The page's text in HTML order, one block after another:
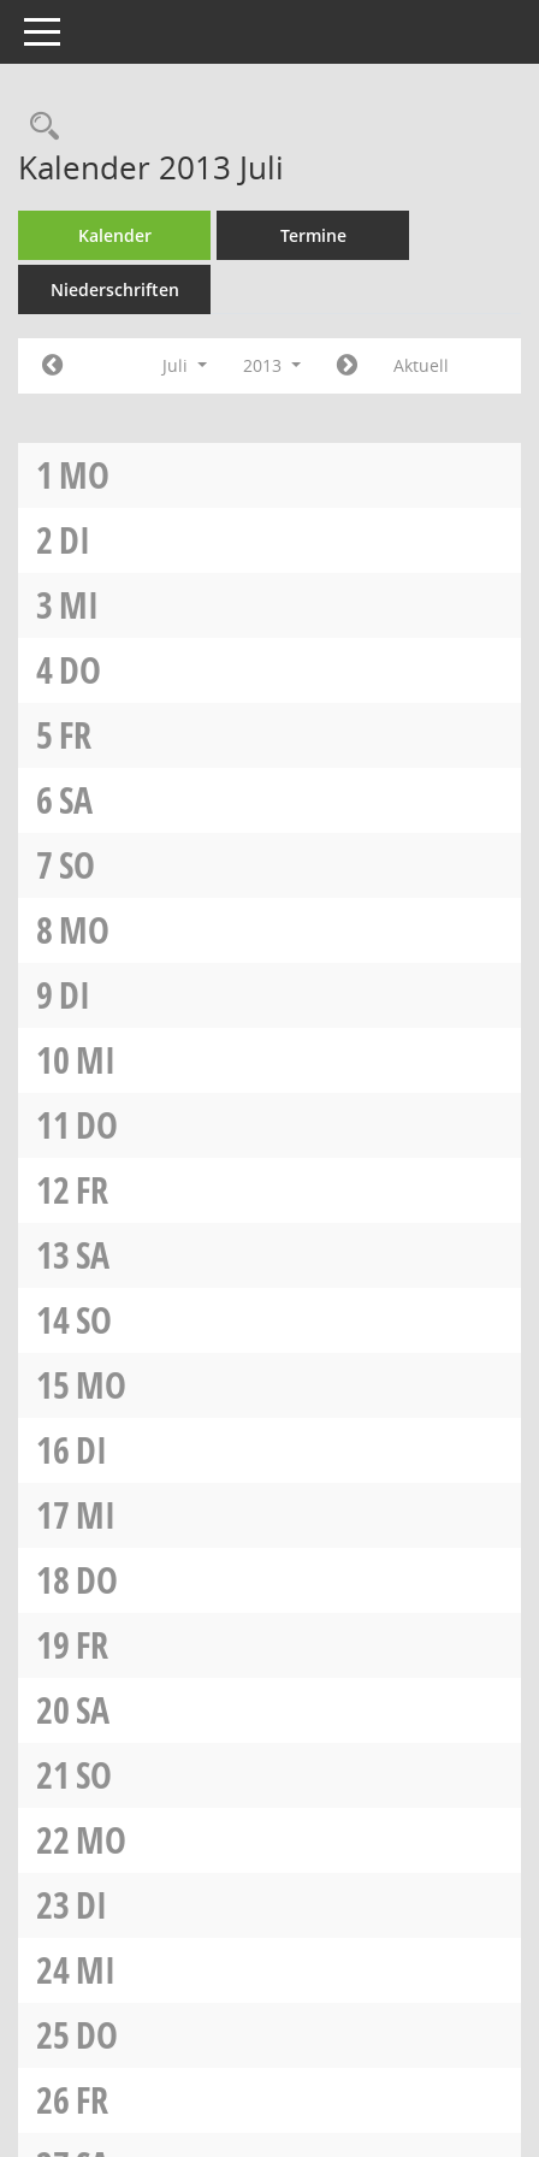
Toggle navigation
Rechercheauswahl
Kalender 2013 Juli
Kalender Termine
Niederschriften
Juli 2013 Aktuell
1 MO
2DI
3MI
4DO
5FR
6SA
7SO
8MO
9DI
10MI
11 DO
12FR
13SA
14SO
15MO
16DI
17MI
18DO
19FR
20SA
21 SO
22MO
23DI
24MI
25DO
26FR